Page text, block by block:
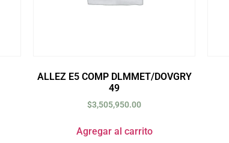
ALLEZ E5 COMP DLMMET/DOVGRY
49
$3,505,950.00
Agregar al carrito